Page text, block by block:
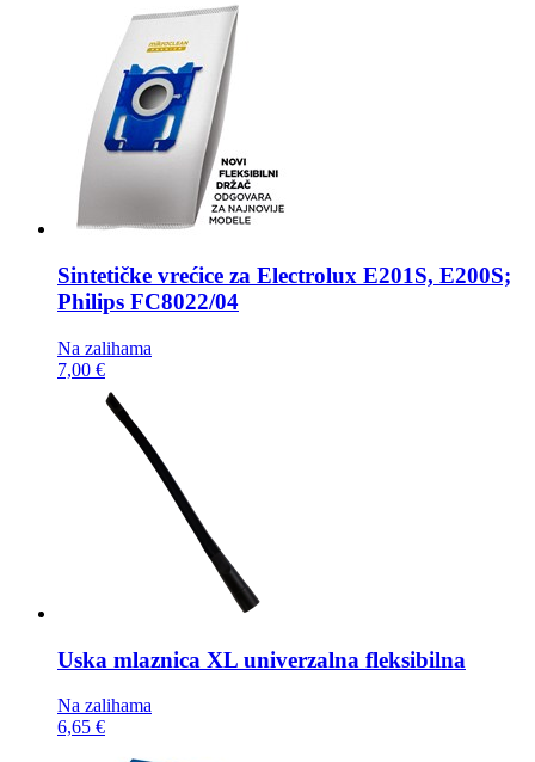
Sintetičke vrećice za Electrolux E201S, E200S;
Philips FC8022/04
Na zalihama
7,00 €
Uska mlaznica XL univerzalna fleksibilna
Na zalihama
6,65 €